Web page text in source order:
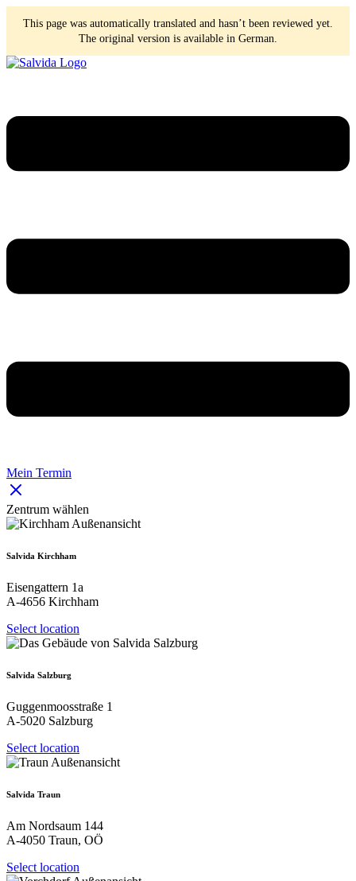
This page was automatically translated and hasn’t been reviewed yet.
The original version is available in German.
Skip
Mein Termin
Zentrum wählen
Salvida Kirchham
Eisengattern 1a
A-4656 Kirchham
Select location
Salvida Salzburg
Guggenmoosstraße 1
A-5020 Salzburg
Select location
Salvida Traun
Am Nordsaum 144
A-4050 Traun, OÖ
Select location